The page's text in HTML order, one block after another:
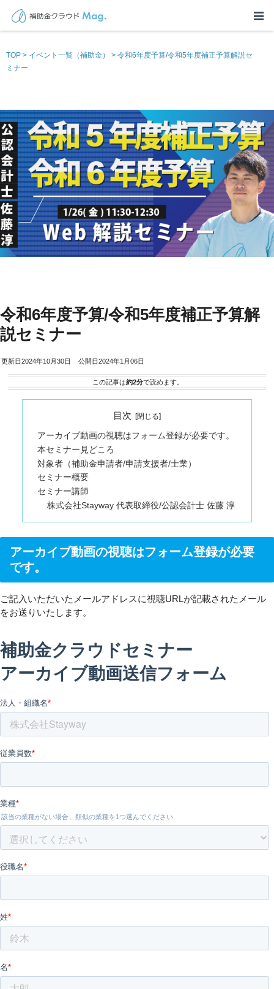
TOP > イベント一覧（補助金） > 令和6年度予算/令和5年度補正予算解説セ
ミナー
令和6年度予算/令和5年度補正予算解
説セミナー
2024年10月30日 2024年1月06日
この記事は約2分で読めます。
目次
アーカイブ動画の視聴はフォーム登録が必要です。
本セミナー見どころ
対象者（補助金申請者/申請支援者/士業）
セミナー概要
セミナー講師
株式会社Stayway 代表取締役/公認会計士 佐藤 淳
アーカイブ動画の視聴はフォーム登録が必要
です。
ご記入いただいたメールアドレスに視聴URLが記載されたメール
をお送りいたします。